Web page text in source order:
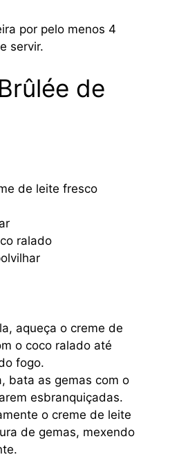
por pelo menos 4
servir.
de
de leite fresco
ralado
aqueça o creme de
o coco ralado até
fogo.
bata as gemas com o
esbranquiçadas.
o creme de leite
de gemas, mexendo